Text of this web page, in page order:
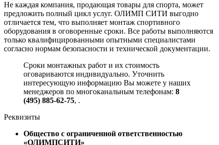
Не каждая компания, продающая товары для спорта, может
предложить полный цикл услуг. ОЛИМП СИТИ выгодно
отличается тем, что выполняет монтаж спортивного
оборудования в оговоренные сроки. Все работы выполняются
только квалифицированными опытными специалистами
согласно нормам безопасности и технической документации.
Сроки монтажных работ и их стоимость
оговариваются индивидуально. Уточнить
интересующую информацию Вы можете у наших
менеджеров по многоканальным телефонам: 8
(495) 885-62-75, .
Реквизиты
Общество с ограниченной ответственностью
«ОЛИМПСИТИ»